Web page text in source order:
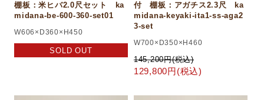
棚板：米ヒバ2.0尺セット ka
midana-be-600-360-set01
W606×D360×H450
SOLD OUT
付 棚板：アガチス2.3尺 ka
midana-keyaki-ita1-ss-aga2
3-set
W700×D350×H460
145,200円(税込)
129,800円(税込)